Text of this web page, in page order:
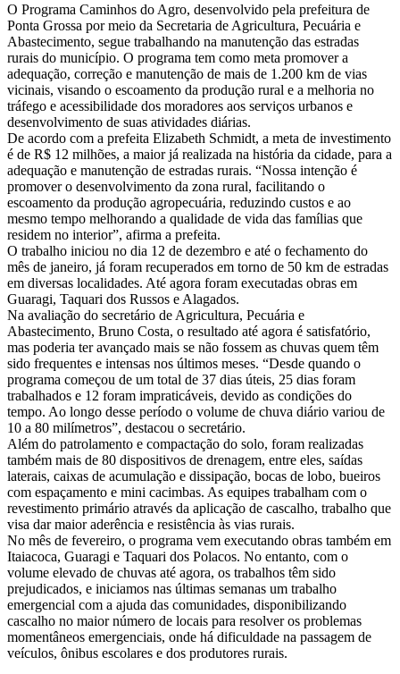
O Programa Caminhos do Agro, desenvolvido pela prefeitura de
Ponta Grossa por meio da Secretaria de Agricultura, Pecuária e
Abastecimento, segue trabalhando na manutenção das estradas
rurais do município. O programa tem como meta promover a
adequação, correção e manutenção de mais de 1.200 km de vias
vicinais, visando o escoamento da produção rural e a melhoria no
tráfego e acessibilidade dos moradores aos serviços urbanos e
desenvolvimento de suas atividades diárias.
De acordo com a prefeita Elizabeth Schmidt, a meta de investimento
é de R$ 12 milhões, a maior já realizada na história da cidade, para a
adequação e manutenção de estradas rurais. “Nossa intenção é
promover o desenvolvimento da zona rural, facilitando o
escoamento da produção agropecuária, reduzindo custos e ao
mesmo tempo melhorando a qualidade de vida das famílias que
residem no interior”, afirma a prefeita.
O trabalho iniciou no dia 12 de dezembro e até o fechamento do
mês de janeiro, já foram recuperados em torno de 50 km de estradas
em diversas localidades. Até agora foram executadas obras em
Guaragi, Taquari dos Russos e Alagados.
Na avaliação do secretário de Agricultura, Pecuária e
Abastecimento, Bruno Costa, o resultado até agora é satisfatório,
mas poderia ter avançado mais se não fossem as chuvas quem têm
sido frequentes e intensas nos últimos meses. “Desde quando o
programa começou de um total de 37 dias úteis, 25 dias foram
trabalhados e 12 foram impraticáveis, devido as condições do
tempo. Ao longo desse período o volume de chuva diário variou de
10 a 80 milímetros”, destacou o secretário.
Além do patrolamento e compactação do solo, foram realizadas
também mais de 80 dispositivos de drenagem, entre eles, saídas
laterais, caixas de acumulação e dissipação, bocas de lobo, bueiros
com espaçamento e mini cacimbas. As equipes trabalham com o
revestimento primário através da aplicação de cascalho, trabalho que
visa dar maior aderência e resistência às vias rurais.
No mês de fevereiro, o programa vem executando obras também em
Itaiacoca, Guaragi e Taquari dos Polacos. No entanto, com o
volume elevado de chuvas até agora, os trabalhos têm sido
prejudicados, e iniciamos nas últimas semanas um trabalho
emergencial com a ajuda das comunidades, disponibilizando
cascalho no maior número de locais para resolver os problemas
momentâneos emergenciais, onde há dificuldade na passagem de
veículos, ônibus escolares e dos produtores rurais.